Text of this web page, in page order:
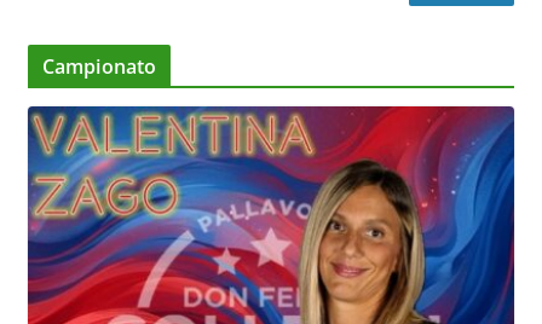
Campionato